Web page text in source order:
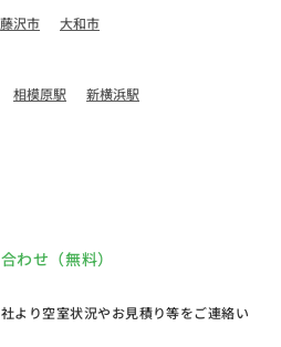
藤沢市 大和市
相模原駅 新横浜駅
わせ（無料）
より空室状況やお見積り等をご連絡い